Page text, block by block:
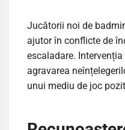
Jucătorii noi de
ajutor în conflicte de
escaladare.
agravarea
unui mediu de joc